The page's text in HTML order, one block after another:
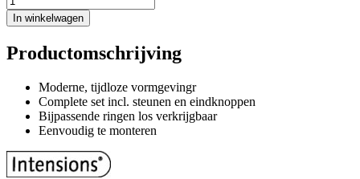
In winkelwagen
Productomschrijving
Moderne, tijdloze vormgevingr
Complete set incl. steunen en eindknoppen
Bijpassende ringen los verkrijgbaar
Eenvoudig te monteren